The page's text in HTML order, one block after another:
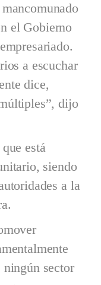
el Gobierno
a escuchar
dice,
dijo
está
siendo
a la
sector